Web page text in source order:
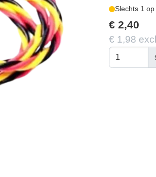
Slechts 1
€ 2,40
€ 1,98